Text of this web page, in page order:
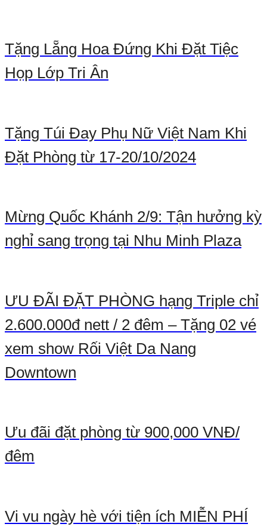
Tặng Lẵng Hoa Đứng Khi Đặt Tiệc
Họp Lớp Tri Ân
Tặng Túi Đay Phụ Nữ Việt Nam Khi
Đặt Phòng từ 17-20/10/2024
Mừng Quốc Khánh 2/9: Tận hưởng kỳ
nghỉ sang trọng tại Nhu Minh Plaza
ƯU ĐÃI ĐẶT PHÒNG hạng Triple chỉ
2.600.000đ nett / 2 đêm – Tặng 02 vé
xem show Rối Việt Da Nang
Downtown
Ưu đãi đặt phòng từ 900,000 VNĐ/
đêm
Vi vu ngày hè với tiện ích MIỄN PHÍ